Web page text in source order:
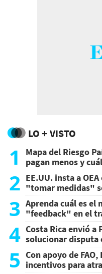
LO + VISTO
1
Mapa del Riesgo
pagan menos y
2 EE.UU. insta a
"tomar medidas"
3 Aprenda cuál es el
"feedback" en el
4 Costa Rica envió a
solucionar disputa
5 Con apoyo de
incentivos para